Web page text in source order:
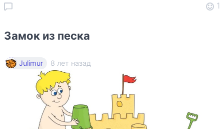
1
Замок из песка
Julimur 8 лет назад